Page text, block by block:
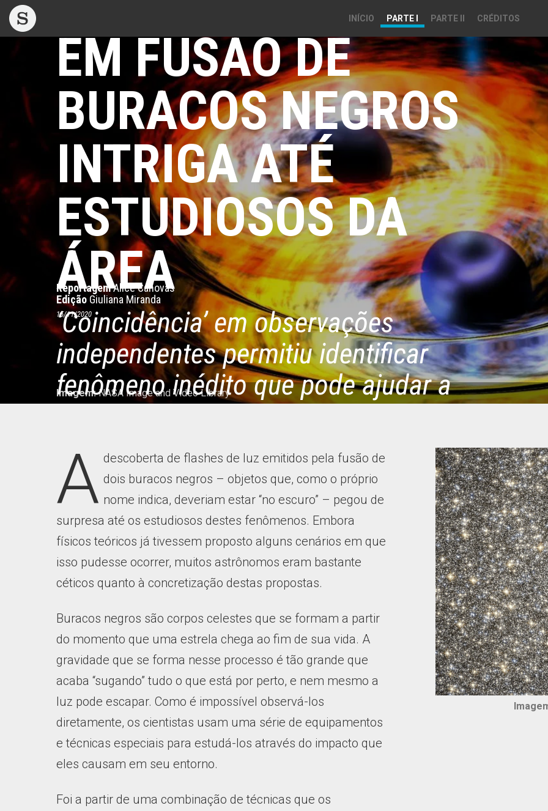
INÍCIO PARTE I PARTE II CRÉDITOS
EM FUSÃO DE
BURACOS NEGROS
INTRIGA ATÉ
ESTUDIOSOS DA
ÁREA
‘Coincidência’ em observações
independentes permitiu identificar
fenômeno inédito que pode ajudar a
misteriosos objetos
ReportagemAlice Canovas
Edição Giuliana Miranda
15/11/2020
Imagem:NASA Image and Video Library
A descoberta de flashes de luz emitidos pela fusão de
dois buracos negros – objetos que, como o próprio
nome indica, deveriam estar “no escuro” – pegou de
surpresa até os estudiosos destes fenômenos. Embora
físicos teóricos já tivessem proposto alguns cenários em que
isso pudesse ocorrer, muitos astrônomos eram bastante
céticos quanto à concretização destas propostas.
Buracos negros são corpos celestes que se formam a partir
do momento que uma estrela chega ao fim de sua vida. A
gravidade que se forma nesse processo é tão grande que
acaba “sugando” tudo o que está por perto, e nem mesmo a
luz pode escapar. Como é impossível observá-los
diretamente, os cientistas usam uma série de equipamentos
e técnicas especiais para estudá-los através do impacto que
eles causam em seu entorno.
Foi a partir de uma combinação de técnicas que os